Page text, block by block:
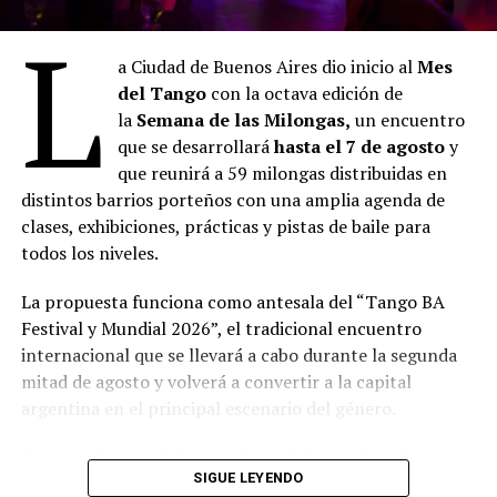
la sobreinformación y el valor de la experiencia humana.
Ciclo: Antidomingos en el Recoleta
Domingo 09.08, 19 h en la Capilla
Liria Jazz con Orquesta LIRIA & Sophie Lüssi: un
recorrido por grandes clásicos del jazz en versiones
originales para orquesta de cuerdas y banda. Los
arreglos, realizados por la violinista y compositora
Sophie Lüssi, proponen una nueva sonoridad para obras
emblemáticas del género, donde las cuerdas dialogan
con el lenguaje y la improvisación del jazz.
Especial Día del Niño
L a Ciudad de Buenos Aires dio inicio alMes
del Tango con la octava edición de
la Semana de las Milongas, un encuentro
que se desarrollaráhasta el 7 de agostoy
que reunirá a 59 milongas distribuidas en
distintos barrios porteños con una amplia agenda de
clases, exhibiciones, prácticas y pistas de baile para
todos los niveles.
La propuesta funciona como antesala del “Tango BA
Festival y Mundial 2026”, el tradicional encuentro
internacional que se llevará a cabo durante la segunda
mitad de agosto y volverá a convertir a la capital
argentina en el principal escenario del género.
Organizada con el objetivo de visibilizar y fortalecer a
las milongas, espacios donde el tango mantiene viva su
SIGUE LEYENDO